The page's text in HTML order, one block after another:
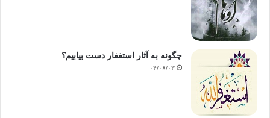
جماعت می‌توان به جزوه رویکردها و راهکارهای جماعت مراجعه
نمود.
منبع: اصلاح‌وب
جماعت
چگونه به آثار استغفار دست بیابیم؟
۰۴/۰۸/۰۳